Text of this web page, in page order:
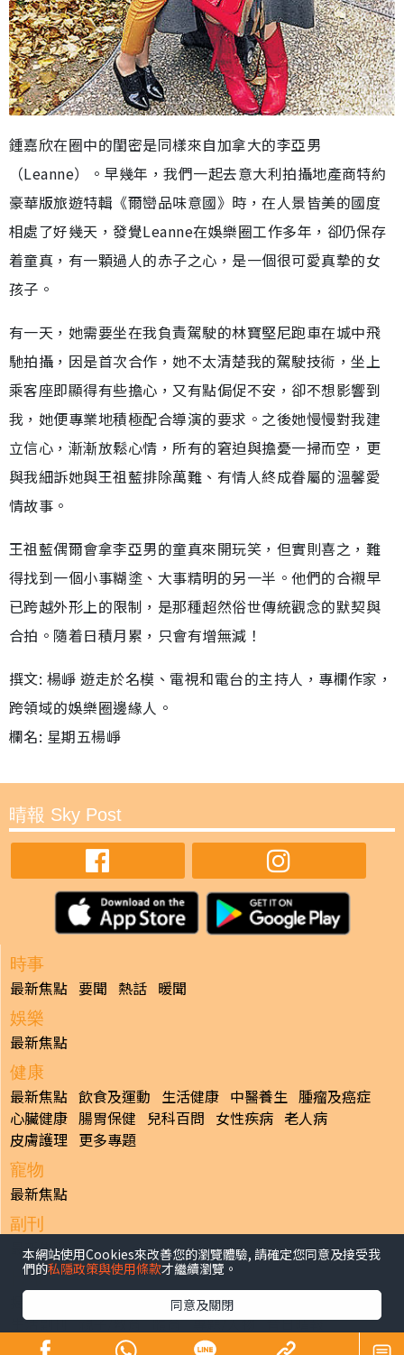
鍾嘉欣在圈中的閨密是同樣來自加拿大的李亞男
（Leanne）。早幾年，我們一起去意大利拍攝地產商特約
豪華版旅遊特輯《爾巒品味意國》時，在人景皆美的國度
相處了好幾天，發覺Leanne在娛樂圈工作多年，卻仍保存
着童真，有一顆過人的赤子之心，是一個很可愛真摯的女
孩子。
有一天，她需要坐在我負責駕駛的林寶堅尼跑車在城中飛
馳拍攝，因是首次合作，她不太清楚我的駕駛技術，坐上
乘客座即顯得有些擔心，又有點侷促不安，卻不想影響到
我，她便專業地積極配合導演的要求。之後她慢慢對我建
立信心，漸漸放鬆心情，所有的窘迫與擔憂一掃而空，更
與我細訴她與王祖藍排除萬難、有情人終成眷屬的溫馨愛
情故事。
王祖藍偶爾會拿李亞男的童真來開玩笑，但實則喜之，難
得找到一個小事糊塗、大事精明的另一半。他們的合襯早
已跨越外形上的限制，是那種超然俗世傳統觀念的默契與
合拍。隨着日積月累，只會有增無減！
撰文: 楊崢 遊走於名模、電視和電台的主持人，專欄作家，
跨領域的娛樂圈邊緣人。
欄名: 星期五楊崢
晴報 Sky Post
時事
最新焦點 要聞 熱話 暖聞
娛樂
最新焦點
健康
最新焦點 飲食及運動 生活健康 中醫養生 腫瘤及癌症
心臟健康 腸胃保健 兒科百問 女性疾病 老人病
皮膚護理 更多專題
寵物
最新焦點
副刊
最新焦點
日報
中國/國際
生活副刊 親子/教育 體育 專題/人物 昔日晴報
本網站使用Cookies來改善您的瀏覽體驗, 請確定您同意及接受我
們的私隱政策與使用條款才繼續瀏覽。
同意及關閉